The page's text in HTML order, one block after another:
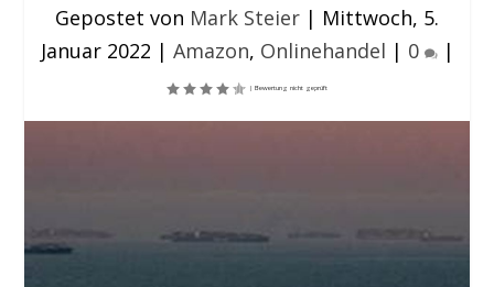
Gepostet von Mark Steier | Mittwoch, 5.
Januar 2022 | Amazon, Onlinehandel | 0 |